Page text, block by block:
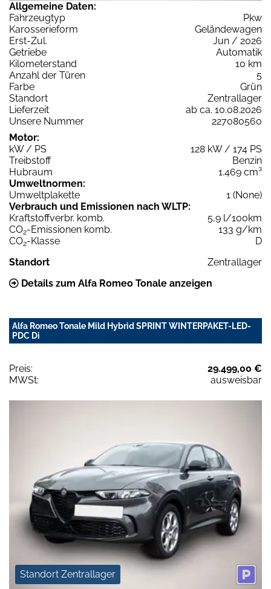
Allgemeine Daten:
Fahrzeugtyp
Pkw
Karosserieform
Geländewagen
Erst-Zul.
Jun / 2026
Getriebe
Automatik
Kilometerstand
10 km
Anzahl der Türen
5
Farbe
Grün
Standort
Zentrallager
Lieferzeit
ab ca. 10.08.2026
Unsere Nummer
227080560
Motor:
kW / PS
128 kW / 174 PS
Treibstoff
Benzin
Hubraum
1.469 cm³
Umweltnormen:
Umweltplakette
1 (None)
Verbrauch und Emissionen nach WLTP:
Kraftstoffverbr. komb.
5,9 l/100km
CO2-Emissionen komb.
133 g/km
CO2-Klasse
D
Standort
Zentrallager
Details zum Alfa Romeo Tonale anzeigen
Alfa Romeo Tonale Mild Hybrid SPRINT WINTERPAKET-LED-
PDC Di
Preis:
29.499,00 €
MWSt:
ausweisbar
Standort Zentrallager